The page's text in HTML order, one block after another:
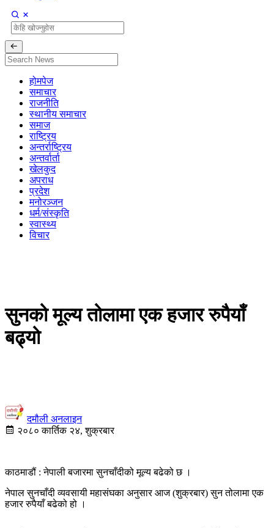
होमपेज
समाचार
राजनीति
स्थानीय समाचार
समाज
राष्ट्रिय
अन्तर्राष्ट्रिय
अन्तर्वार्ता
खेलकुद
अपराध
प्रदेश
मनोरञ्जन
धर्म/संस्कृति
स्वास्थ्य
विचार
सुनको मूल्य तोलामा एक हजार रुपैयाँ
बढ्यो
दमौली अनलाइन
२०८० कार्तिक २४, शुक्रबार
काठमाडौं : नेपाली बजारमा सुनचाँदीको मूल्य बढेको छ ।
नेपाल सुनचाँदी व्यवसायी महासंघका अनुसार आज (शुक्रबार) सुन तोलामा एक
हजार रुपैयाँ बढेको हो ।